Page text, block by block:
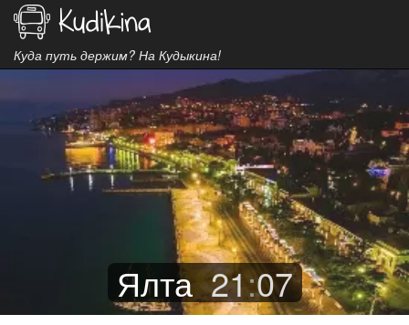
Куда путь держим? На Кудыкина!
Ялта 21:07